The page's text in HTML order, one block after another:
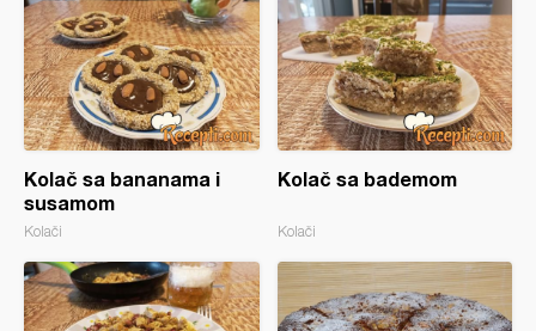
Kolač sa bananama i
susamom
Kolači
Kolač sa bademom
Kolači